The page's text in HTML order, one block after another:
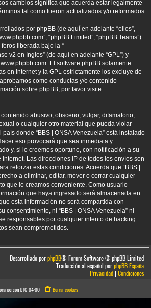
cambios significa que acuerda estar legalmente
tal como fueron actualizados y/o reformados.
por phpBB (de aquí en adelante “ellos”,
“phpBB Limited”, “phpBB Teams”)
liberada bajo la “
v2 en Ingles” (de aquí en adelante “GPL”) y
www.phpbb.com. El software phpBB solamente
en Internet y la GPL estrictamente los excluye de
como conductas y/o contenido
sobre phpBB, por favor visite:
abusivo, obsceno, vulgar, difamatorio,
o cualquier otro material que pueda violar
donde “BBS | ONSA Venezuela” está instalado
eso provocará que sea inmediata y
y, si lo creemos oportuno, con notificación a su
Las direcciones IP de todos los envíos son
reforzar estas condiciones. Acuerda que “BBS |
a eliminar, editar, mover o cerrar cualquier
que lo creamos conveniente. Como usuario
que haya ingresado será almacenada en
esta información no será compartida con
consentimiento, ni “BBS | ONSA Venezuela” ni
responsables por cualquier intento de hacking
sean comprometidos.
Desarrollado porphpBB® Forum Software © phpBB Limited
Traducción al español porphpBB España
Privacidad|Condiciones
sonUTC-04:00 Borrar cookies